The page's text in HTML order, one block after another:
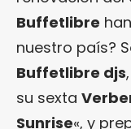
Buffetlibre
nuestro país?
Buffetlibre djs
su sexta
Sunrise«, y